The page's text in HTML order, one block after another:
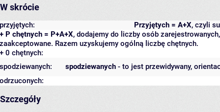
W skrócie
Przyjętych = A+X, czyli
przyjętych:
+ P chętnych = P+A+X, dodajemy do liczby osób
zaakceptowane. Razem uzyskujemy ogólną liczbę chętnych.
+ 0 chętnych:
spodziewanych - to jest przewidywany,
spodziewanych:
odrzuconych:
Szczegóły